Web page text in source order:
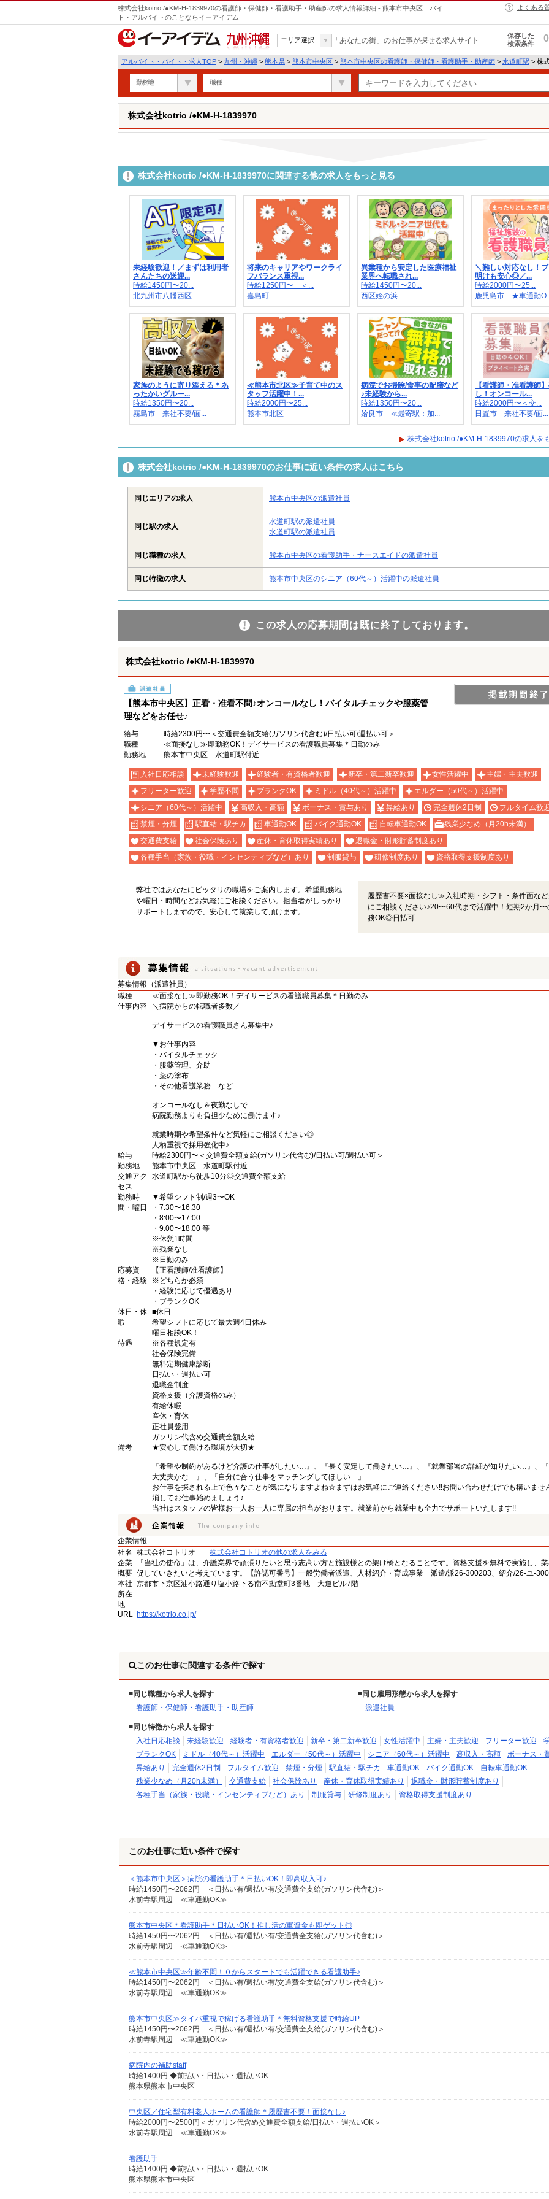
株式会社kotrio /●KM-H-1839970の看護師・保健師・看護助手・助産師の求人情報詳細 - 熊本市中央区｜バイ
ト・アルバイトのことならイーアイデム
よくある
九州・沖縄
エリア選択 「あなたの街」のお仕事が探せる求人サイト
保存した
検索条件
0
アルバイト・バイト・求人TOP > 九州・沖縄 > 熊本県 > 熊本市中央区 > 熊本市中央区の看護師・保健師・看護助手・助産師 > 水道町駅 > 株
勤務地 職種
株式会社kotrio /●KM-H-1839970
株式会社kotrio /●KM-H-1839970に関連する他の求人をもっと見る
未経験歓迎！／まずは利用者
さんたちの送迎...
時給1450円〜20...
北九州市八幡西区
将来のキャリアやワークライ
フバランス重視...
時給1250円〜 ＜...
嘉島町
異業種から安定した医療福祉
業界へ転職され...
時給1450円〜20...
西区姪の浜
＼難しい対応なし！
明けも安心◎／...
時給2000円〜25...
鹿児島市 ★車通勤
家族のように寄り添える＊あ
ったかいグルー...
時給1350円〜20...
霧島市 来社不要/面...
≪熊本市北区≫子育て中のス
タッフ活躍中！...
時給2000円〜25...
熊本市北区
病院でお掃除/食事の配膳など
♪未経験から...
時給1350円〜20...
姶良市 ≪最寄駅：加...
【看護師・准看護師
し！オンコール...
時給2000円〜＜交...
日置市 来社不要/面...
株式会社kotrio /●KM-H-1839970の求人を
株式会社kotrio /●KM-H-1839970のお仕事に近い条件の求人はこちら
同じエリアの求人 熊本市中央区の派遣社員
同じ駅の求人
水道町駅の派遣社員
水道町駅の派遣社員
同じ職種の求人 熊本市中央区の看護助手・ナースエイドの派遣社員
同じ特徴の求人 熊本市中央区のシニア（60代～）活躍中の派遣社員
この求人の応募期間は既に終了しております。
株式会社kotrio /●KM-H-1839970
派遣社員
【熊本市中央区】正看・准看不問♪オンコールなし！バイタルチェックや服薬管
理などをお任せ♪
給与
時給2300円〜＜交通費全額支給(ガソリン代含む)/日払い可/週払い可＞
職種
≪面接なし≫即勤務OK！デイサービスの看護職員募集＊日勤のみ
勤務地
熊本市中央区 水道町駅付近
入社日応相談 未経験歓迎 経験者・有資格者歓迎 新卒・第二新卒歓迎 女性活躍中
主婦・主夫歓迎
フリーター歓迎
学歴不問 ブランクOK ミドル（40代～）活躍中
エルダー（50代～）活躍中
シニア（60代～）活躍中
高収入・高額 ボーナス・賞与あり 昇給あり 完全週休2日制
フルタイム歓
禁煙・分煙
駅直結・駅チカ 車通勤OK バイク通勤OK 自転車通勤OK
残業少なめ（月20h未満）
交通費支給
社会保険あり 産休・育休取得実績あり
退職金・財形貯蓄制度あり
各種手当（家族・役職・インセンティブなど）あり
制服貸与 研修制度あり 資格取得支援制度あり
弊社ではあなたにピッタリの職場をご案内します。希望勤務地
や曜日・時間などお気軽にご相談ください。担当者がしっかり
サポートしますので、安心して就業して頂けます。
履歴書不要×面接なし≫入社時期・シフト・条件面な
にご相談ください♪20〜60代まで活躍中！短期2か月〜
務OK◎日払可
募集情報（派遣社員）
職種
≪面接なし≫即勤務OK！デイサービスの看護職員募集＊日勤のみ
仕事内容
＼病院からの転職者多数／
デイサービスの看護職員さん募集中♪
▼お仕事内容
・バイタルチェック
・服薬管理、介助
・薬の塗布
・その他看護業務 など
オンコールなし＆夜勤なしで
病院勤務よりも負担少なめに働けます♪
就業時期や希望条件など気軽にご相談ください◎
人柄重視で採用強化中♪
給与
時給2300円〜＜交通費全額支給(ガソリン代含む)/日払い可/週払い可＞
勤務地
熊本市中央区 水道町駅付近
交通アク
セス
水道町駅から徒歩10分◎交通費全額支給
勤務時
間・曜日
▼希望シフト制/週3〜OK
・7:30〜16:30
・8:00〜17:00
・9:00〜18:00 等
※休憩1時間
※残業なし
※日勤のみ
応募資
格・経験
【正看護師/准看護師】
※どちらか必須
・経験に応じて優遇あり
・ブランクOK
休日・休
暇
■休日
希望シフトに応じて最大週4日休み
曜日相談OK！
待遇
※各種規定有
社会保険完備
無料定期健康診断
日払い・週払い可
退職金制度
資格支援（介護資格のみ）
有給休暇
産休・育休
正社員登用
ガソリン代含め交通費全額支給
備考
★安心して働ける環境が大切★
『希望や制約があるけど介護の仕事がしたい…』、『長く安定して働きたい…』、『就業部署の詳細が知りたい…』、
大丈夫かな…』、『自分に合う仕事をマッチングしてほしい…』
お仕事を探される上で色々なことが気になりますよね☆まずはお気軽にご連絡ください!!お問い合わせだけでも構いませ
消してお仕事始めましょう♪
当社はスタッフの皆様お一人お一人に専属の担当がおります。就業前から就業中も全力でサポートいたします!!
企業情報
社名
株式会社コトリオ
株式会社コトリオの他の求人をみる
企業
概要
「当社の使命」は、介護業界で頑張りたいと思う志高い方と施設様との架け橋となることです。資格支援を無料で実施し、
促していきたいと考えています。【許認可番号】一般労働者派遣、人材紹介・育成事業 派遣/派26-300203、紹介/26-ユ-
本社
所在
地
京都市下京区油小路通り塩小路下る南不動堂町3番地 大道ビル7階
URL https://kotrio.co.jp/
このお仕事に関連する条件で探す
同じ職種から求人を探す
看護師・保健師・看護助手・助産師
同じ雇用形態から求人を探す
派遣社員
同じ特徴から求人を探す
入社日応相談
未経験歓迎 経験者・有資格者歓迎 新卒・第二新卒歓迎 女性活躍中 主婦・主夫歓迎 フリーター歓迎
ブランクOK
ミドル（40代～）活躍中 エルダー（50代～）活躍中 シニア（60代～）活躍中 高収入・高額
ボーナス・
昇給あり
完全週休2日制 フルタイム歓迎 禁煙・分煙 駅直結・駅チカ 車通勤OK バイク通勤OK
自転車通勤OK
残業少なめ（月20h未満）
交通費支給 社会保険あり 産休・育休取得実績あり
退職金・財形貯蓄制度あり
各種手当（家族・役職・インセンティブなど）あり
制服貸与 研修制度あり 資格取得支援制度あり
このお仕事に近い条件で探す
＜熊本市中央区＞病院の看護助手＊日払いOK！即高収入可♪
時給1450円〜2062円 ＜日払い有/週払い有/交通費全支給(ガソリン代含む)＞
水前寺駅周辺 ≪車通勤OK≫
熊本市中央区＊看護助手＊日払いOK！推し活の軍資金も即ゲット◎
時給1450円〜2062円 ＜日払い有/週払い有/交通費全支給(ガソリン代含む)＞
水前寺駅周辺 ≪車通勤OK≫
≪熊本市中央区≫年齢不問！０からスタートでも活躍できる看護助手♪
時給1450円〜2062円 ＜日払い有/週払い有/交通費全支給(ガソリン代含む)＞
水前寺駅周辺 ≪車通勤OK≫
熊本市中央区≫タイパ重視で稼げる看護助手＊無料資格支援で時給UP
時給1450円〜2062円 ＜日払い有/週払い有/交通費全支給(ガソリン代含む)＞
水前寺駅周辺 ≪車通勤OK≫
病院内の補助staff
時給1400円 ◆前払い・日払い・週払いOK
熊本県熊本市中央区
中央区／住宅型有料老人ホームの看護師＊履歴書不要！面接なし♪
時給2000円〜2500円＜ガソリン代含め交通費全額支給/日払い・週払いOK＞
水前寺駅周辺 ≪車通勤OK≫
看護助手
時給1400円 ◆前払い・日払い・週払いOK
熊本県熊本市中央区